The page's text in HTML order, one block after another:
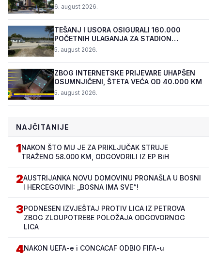
6. august 2026.
TEŠANJ I USORA OSIGURALI 160.000
POČETNIH ULAGANJA ZA STADION
„TOPOLIK“
5. august 2026.
ZBOG INTERNETSKE PRIJEVARE UHAPŠEN
OSUMNJIČENI, ŠTETA VEĆA OD 40.000 KM
5. august 2026.
NAJČITANIJE
1NAKON ŠTO MU JE ZA PRIKLJUČAK STRUJE
TRAŽENO 58.000 KM, ODGOVORILI IZ EP BiH
2AUSTRIJANKA NOVU DOMOVINU PRONAŠLA U BOSNI
I HERCEGOVINI: „BOSNA IMA SVE“!
3PODNESEN IZVJEŠTAJ PROTIV LICA IZ PETROVA
ZBOG ZLOUPOTREBE POLOŽAJA ODGOVORNOG
LICA
4NAKON UEFA-e i CONCACAF ODBIO FIFA-u